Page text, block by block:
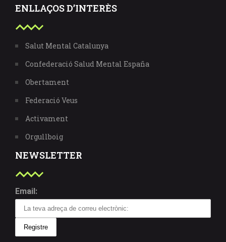
ENLLAÇOS D’INTERÈS
Salut Mental Catalunya
Confederació Salud Mental España
Obertament
Federació Veus
Activament
Orgullboig
NEWSLETTER
Email: